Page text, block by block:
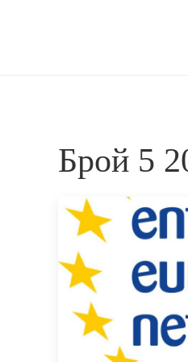
Брой 5